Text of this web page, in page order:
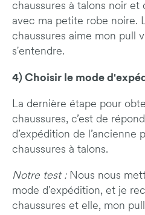
chaussures à talons noir et
avec ma petite robe noire.
chaussures aime mon pull
s'entendre.
4) Choisir le mode
La dernière étape pour
chaussures, c’est de
d’expédition de l’ancienne
chaussures à talons.
Notre test : Nous nous
mode d'expédition, et je
chaussures et elle, mon